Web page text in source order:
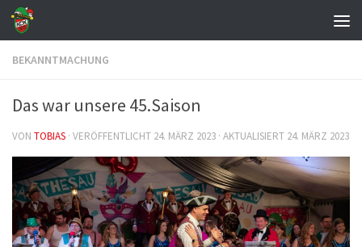
Zum Inhalt springen
BEKANNTMACHUNG
Das war unsere 45.Saison
VON TOBIAS · VERÖFFENTLICHT 24. MÄRZ 2023 · AKTUALISIERT 24. MÄRZ 2023